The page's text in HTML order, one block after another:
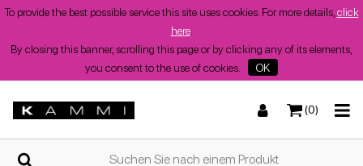
To provide the best possible service this site uses cookies. For more details, click
here.
By closing this banner, scrolling this page or by clicking any of its elements,
you consent to the use of cookies.
OK
(0)
ZUHAUSE
TurnschuheNiedrige Sandalen
TurnschuheStiefel und Stiefeletten